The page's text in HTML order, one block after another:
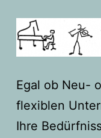
Egal ob Neu-
flexiblen
Ihre